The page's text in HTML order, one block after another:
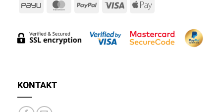
PayU MasterCardPayPal Visa
KONTAKT